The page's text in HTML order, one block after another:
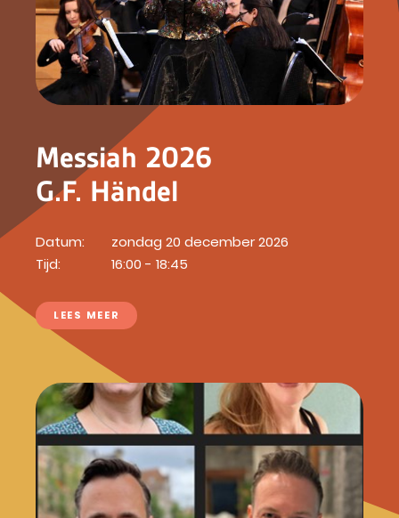
Messiah 2026
G.F. Händel
Datum:
Tijd:
zondag 20 december 2026
16:00 - 18:45
LEES MEER